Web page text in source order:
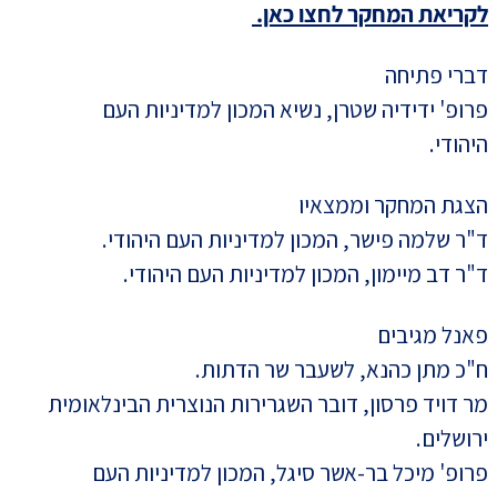
לקריאת המחקר לחצו כאן.
דברי פתיחה
פרופ' ידידיה שטרן, נשיא המכון למדיניות העם
היהודי.
הצגת המחקר וממצאיו
ד"ר שלמה פישר, המכון למדיניות העם היהודי.
ד"ר דב מיימון, המכון למדיניות העם היהודי.
פאנל מגיבים
ח"כ מתן כהנא, לשעבר שר הדתות.
מר דויד פרסון, דובר השגרירות הנוצרית הבינלאומית
ירושלים.
פרופ' מיכל בר-אשר סיגל, המכון למדיניות העם